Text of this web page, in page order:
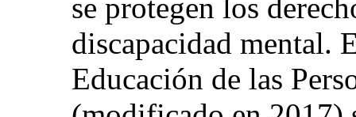
se protegen los
discapacidad mental.
Educación de las